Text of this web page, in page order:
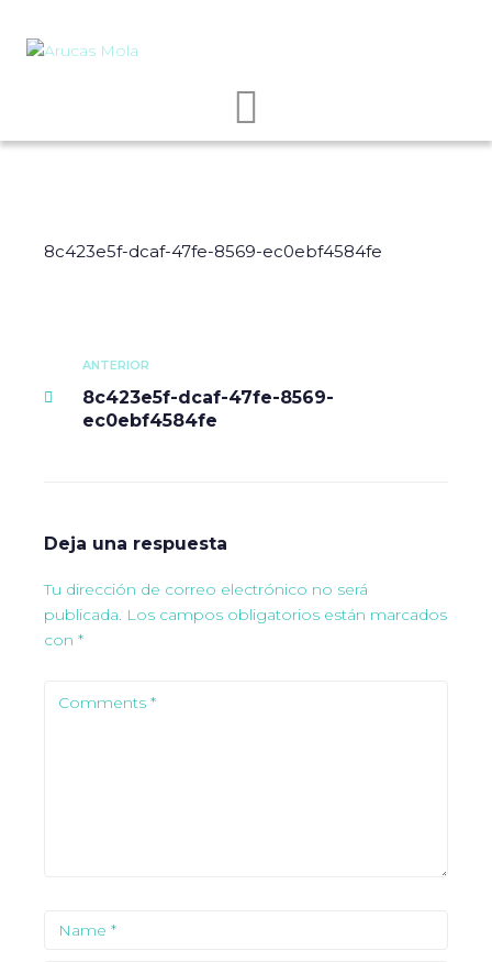
8c423e5f-dcaf-47fe-8569-ec0ebf4584fe
ANTERIOR
8c423e5f-dcaf-47fe-8569-
ec0ebf4584fe
Deja una respuesta
Tu dirección de correo electrónico no será
publicada. Los campos obligatorios están marcados
con *